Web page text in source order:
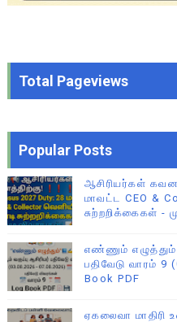
Total Pageviews
Popular Posts
ஆசிரியர்கள்
மாவட்ட CEO &
சுற்றறிக்கைகள் -
எண்ணும்
பதிவேடு வாரம்
Book PDF
ஏகலைவா மாதிரி